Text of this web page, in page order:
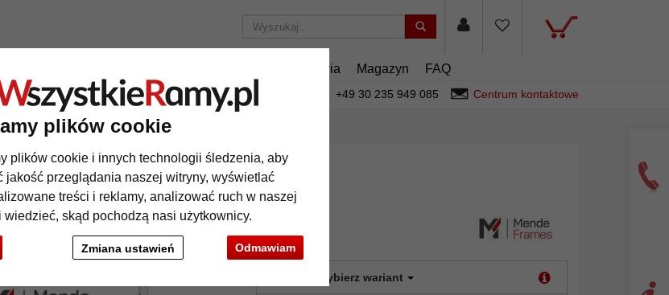
plików cookie
plików cookie i innych technologii śledzenia, aby
jakość przeglądania naszej witryny, wyświetlać
treści i reklamy, analizować ruch w naszej
wiedzieć, skąd pochodzą nasi użytkownicy.
Odmawiam
Zmiana ustawień
Akcesoria Magazyn FAQ
Tylko 25,95 zł za wysyłkę. +49 30 235 949 085 Centrum kontaktowe
Kota
Kota
Wybierz wariant